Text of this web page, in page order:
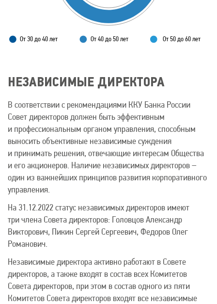
От 30 до 40 лет От 40 до 50 лет От 50 до 60 лет
НЕЗАВИСИМЫЕ ДИРЕКТОРА
В соответствии с рекомендациями ККУ Банка России
Совет директоров должен быть эффективным
и профессиональным органом управления, способным
выносить объективные независимые суждения
и принимать решения, отвечающие интересам Общества
и его акционеров. Наличие независимых директоров –
один из важнейших принципов развития корпоративного
управления.
На 31.12.2022 статус независимых директоров имеют
три члена Совета директоров: Головцов Александр
Викторович, Пикин Сергей Сергеевич, Федоров Олег
Романович.
Независимые директора активно работают в Совете
директоров, а также входят в состав всех Комитетов
Совета директоров, при этом в состав одного из пяти
Комитетов Совета директоров входят все независимые